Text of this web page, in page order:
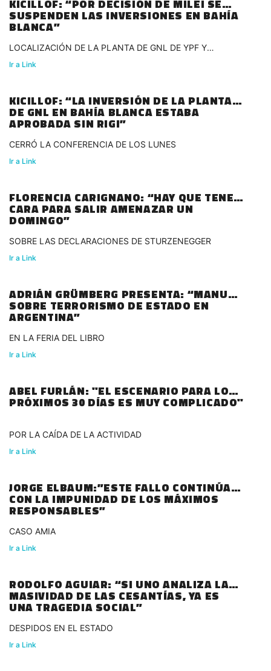
KICILLOF: “POR DECISIÓN DE MILEI SE
SUSPENDEN LAS INVERSIONES EN BAHÍA
BLANCA”
LOCALIZACIÓN DE LA PLANTA DE GNL DE YPF Y
PETRONAS
Ir a Link
KICILLOF: “LA INVERSIÓN DE LA PLANTA
DE GNL EN BAHÍA BLANCA ESTABA
APROBADA SIN RIGI”
CERRÓ LA CONFERENCIA DE LOS LUNES
Ir a Link
FLORENCIA CARIGNANO: “HAY QUE TENER
CARA PARA SALIR AMENAZAR UN
DOMINGO”
SOBRE LAS DECLARACIONES DE STURZENEGGER
Ir a Link
ADRIÁN GRÜMBERG PRESENTA: “MANUAL
SOBRE TERRORISMO DE ESTADO EN
ARGENTINA”
EN LA FERIA DEL LIBRO
Ir a Link
ABEL FURLÁN: "EL ESCENARIO PARA LOS
PRÓXIMOS 30 DÍAS ES MUY COMPLICADO"
POR LA CAÍDA DE LA ACTIVIDAD
Ir a Link
JORGE ELBAUM:”ESTE FALLO CONTINÚA
CON LA IMPUNIDAD DE LOS MÁXIMOS
RESPONSABLES”
CASO AMIA
Ir a Link
RODOLFO AGUIAR: “SI UNO ANALIZA LA
MASIVIDAD DE LAS CESANTÍAS, YA ES
UNA TRAGEDIA SOCIAL”
DESPIDOS EN EL ESTADO
Ir a Link